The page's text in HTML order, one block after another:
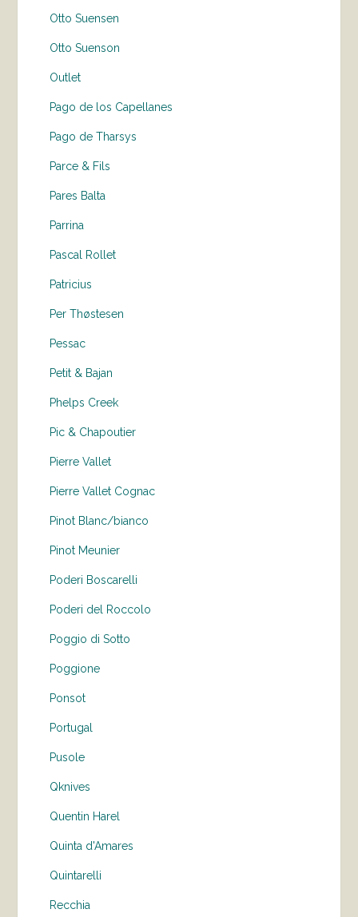
Otto Suensen
Otto Suenson
Outlet
Pago de los Capellanes
Pago de Tharsys
Parce & Fils
Pares Balta
Parrina
Pascal Rollet
Patricius
Per Thøstesen
Pessac
Petit & Bajan
Phelps Creek
Pic & Chapoutier
Pierre Vallet
Pierre Vallet Cognac
Pinot Blanc/bianco
Pinot Meunier
Poderi Boscarelli
Poderi del Roccolo
Poggio di Sotto
Poggione
Ponsot
Portugal
Pusole
Qknives
Quentin Harel
Quinta d'Amares
Quintarelli
Recchia